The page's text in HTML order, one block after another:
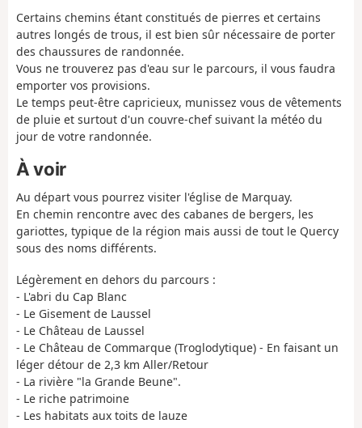
Certains chemins étant constitués de pierres et certains
autres longés de trous, il est bien sûr nécessaire de porter
des chaussures de randonnée.
Vous ne trouverez pas d'eau sur le parcours, il vous faudra
emporter vos provisions.
Le temps peut-être capricieux, munissez vous de vêtements
de pluie et surtout d'un couvre-chef suivant la météo du
jour de votre randonnée.
À voir
Au départ vous pourrez visiter l'église de Marquay.
En chemin rencontre avec des cabanes de bergers, les
gariottes, typique de la région mais aussi de tout le Quercy
sous des noms différents.
Légèrement en dehors du parcours :
- L'abri du Cap Blanc
- Le Gisement de Laussel
- Le Château de Laussel
- Le Château de Commarque (Troglodytique) - En faisant un
léger détour de 2,3 km Aller/Retour
- La rivière "la Grande Beune".
- Le riche patrimoine
- Les habitats aux toits de lauze